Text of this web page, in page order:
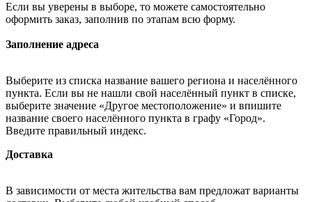
Если вы уверены в выборе, то можете самостоятельно
оформить заказ, заполнив по этапам всю форму.
Заполнение адреса
Выберите из списка название вашего региона и населённого
пункта. Если вы не нашли свой населённый пункт в списке,
выберите значение «Другое местоположение» и впишите
название своего населённого пункта в графу «Город».
Введите правильный индекс.
Доставка
В зависимости от места жительства вам предложат варианты